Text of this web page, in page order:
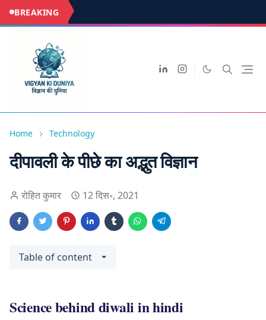
BREAKING
Home Technology
दीपावली के पीछे का अद्भुत विज्ञान
रोहित कुमार 12 दिस॰, 2021
Table of content
Science behind diwali in hindi